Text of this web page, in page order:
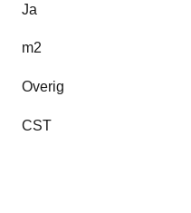
Ja
m2
Overig
CST